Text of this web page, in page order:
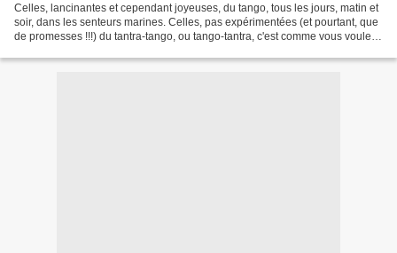
Celles, lancinantes et cependant joyeuses, du tango, tous les jours, matin et
soir, dans les senteurs marines. Celles, pas expérimentées (et pourtant, que
de promesses !!!) du tantra-tango, ou tango-tantra, c'est comme vous voulez.